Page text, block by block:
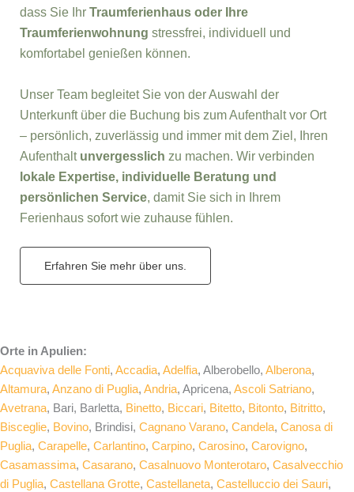
dass Sie Ihr Traumferienhaus oder Ihre
Traumferienwohnung stressfrei, individuell und
komfortabel genießen können.
Unser Team begleitet Sie von der Auswahl der
Unterkunft über die Buchung bis zum Aufenthalt vor Ort
– persönlich, zuverlässig und immer mit dem Ziel, Ihren
Aufenthalt unvergesslich zu machen. Wir verbinden
lokale Expertise, individuelle Beratung und
persönlichen Service, damit Sie sich in Ihrem
Ferienhaus sofort wie zuhause fühlen.
Erfahren Sie mehr über uns.
Orte in Apulien:
Acquaviva delle Fonti, Accadia, Adelfia, Alberobello, Alberona,
Altamura, Anzano di Puglia, Andria, Apricena, Ascoli Satriano,
Avetrana, Bari, Barletta, Binetto, Biccari, Bitetto, Bitonto, Bitritto,
Bisceglie, Bovino, Brindisi, Cagnano Varano, Candela, Canosa di
Puglia, Carapelle, Carlantino, Carpino, Carosino, Carovigno,
Casamassima, Casarano, Casalnuovo Monterotaro, Casalvecchio
di Puglia, Castellana Grotte, Castellaneta, Castelluccio dei Sauri,